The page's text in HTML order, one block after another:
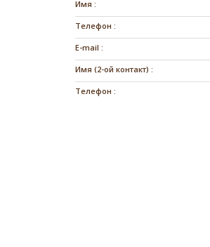
Имя :
Телефон :
E-mail :
Имя (2-ой контакт) :
Телефон :